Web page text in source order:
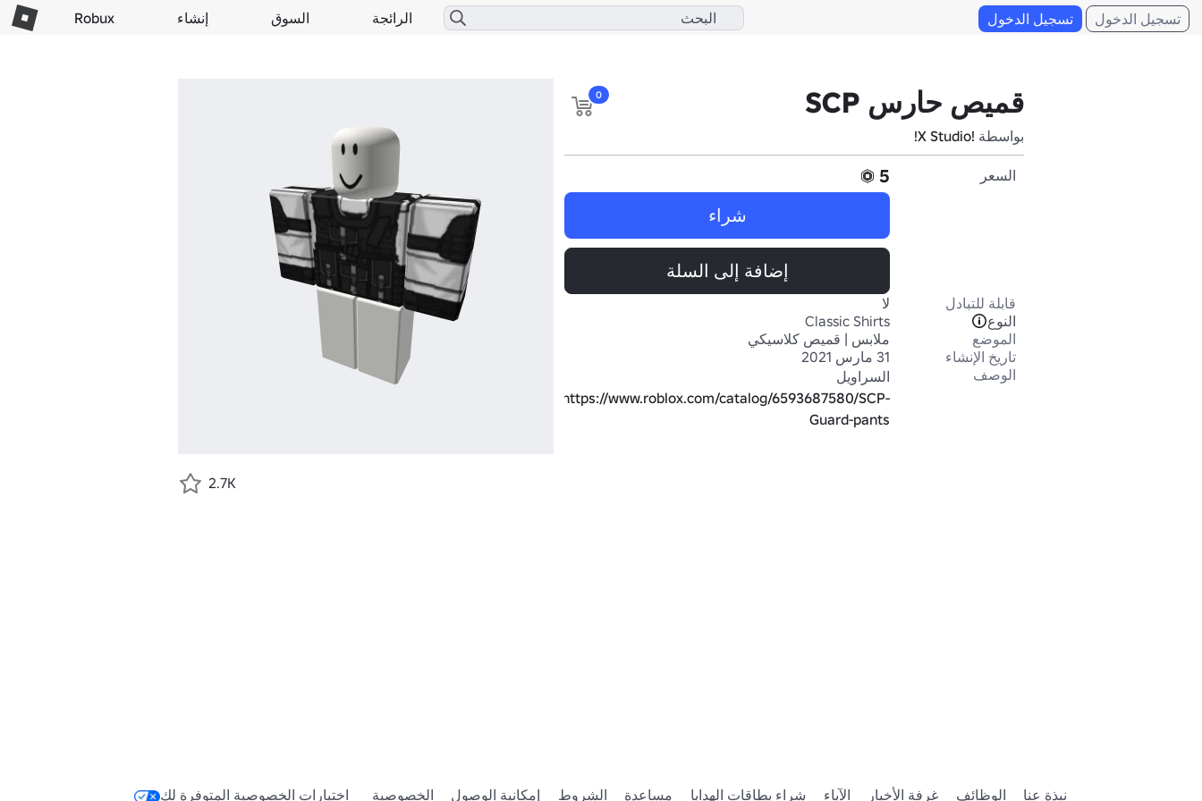
الرائجة السوق إنشاء Robux تسجيل الدخول تسجيل الدخول
قميص حارس SCP
بواسطة !X Studio!
0
السعر
5
شراء
إضافة إلى السلة
قابلة للتبادل
لا
النوع
Classic Shirts
الموضع
ملابس | قميص كلاسيكي
تاريخ الإنشاء
31 مارس 2021
الوصف
السراويل
https://www.roblox.com/catalog/6593687580/SCP-
Guard-pants
2.7K
نبذة عنا الوظائف غرفة الأخبار الآباء شراء بطاقات الهدايا مساعدة الشروط إمكانية الوصول الخصوصية اختيارات الخصوصية المتوفرة لك